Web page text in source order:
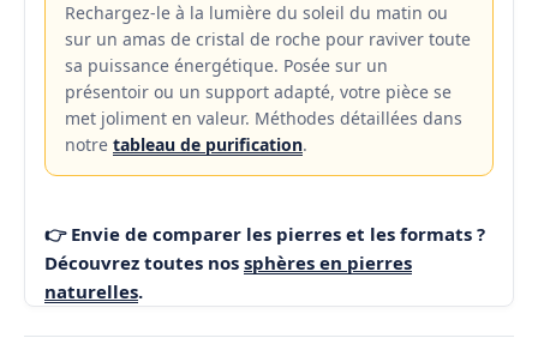
Rechargez-le à la lumière du soleil du matin ou
sur un amas de cristal de roche pour raviver toute
sa puissance énergétique. Posée sur un
présentoir ou un support adapté, votre pièce se
met joliment en valeur. Méthodes détaillées dans
notre tableau de purification.
👉 Envie de comparer les pierres et les formats ?
Découvrez toutes nos sphères en pierres
naturelles.